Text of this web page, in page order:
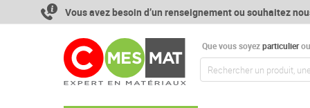
contenu
Vous avez besoin d’un renseignement ou souhaitez
Que vous soyezparticulierou